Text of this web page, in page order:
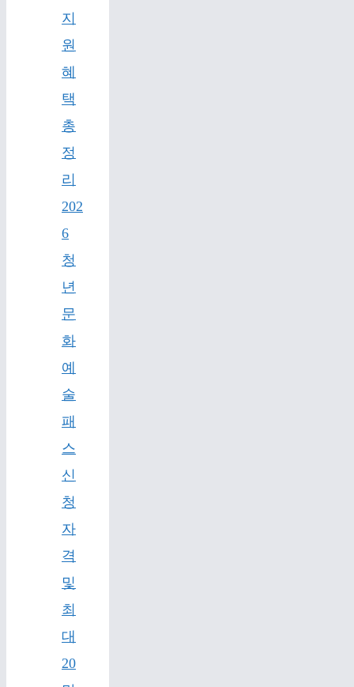
지
원
혜
택
총
정
리
202
6
청
년
문
화
예
술
패
스
신
청
자
격
및
최
대
20